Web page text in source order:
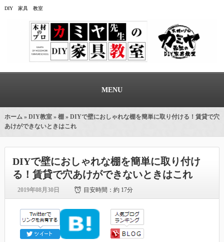
DIY 家具 教室
MENU
ホーム » DIY教室» 棚» DIYで壁におしゃれな棚を簡単に取り付ける！賃貸で穴
あけができないときはこれ
DIYで壁におしゃれな棚を簡単に取り付け
る！賃貸で穴あけができないときはこれ
2019年08月30日 目安時間：約 17分